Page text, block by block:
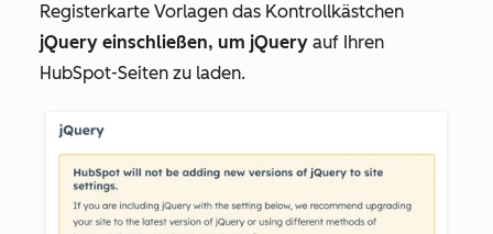
Registerkarte Vorlagen das Kontrollkästchen
jQuery einschließen, um jQuery auf Ihren
HubSpot-Seiten zu laden.